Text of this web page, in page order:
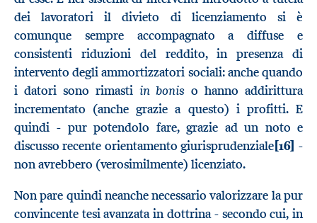
dei lavoratori il divieto di licenziamento si è
comunque sempre accompagnato a diffuse e
consistenti riduzioni del reddito, in presenza di
intervento degli ammortizzatori sociali: anche quando
i datori sono rimastiin bonis o hanno addirittura
incrementato (anche grazie a questo) i profitti. E
quindi - pur potendolo fare, grazie ad un noto e
discusso recente orientamento giurisprudenziale[16] -
non avrebbero (verosimilmente) licenziato.
Non pare quindi neanche necessario valorizzare la pur
convincente tesi avanzata in dottrina - secondo cui, in